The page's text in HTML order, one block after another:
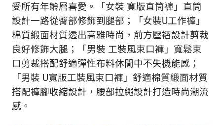
受所有年齡層喜愛。「女裝 寬版直筒褲」直筒
設計一路從臀部修飾到腿部；「女裝U工作褲」
棉質緞面材質透出高雅時尚，前方壓褶設計剪裁
良好修飾大腿；「男裝 工裝風束口褲」寬鬆束
口剪裁搭配舒適彈性布料休閒中不失機能感；
「男裝 U寬版工裝風束口褲」舒適棉質緞面材質
搭配褲腳收縮設計，腰部拉繩設計打造時尚潮流
感。